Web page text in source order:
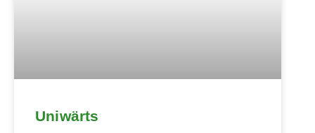
Uniwärts